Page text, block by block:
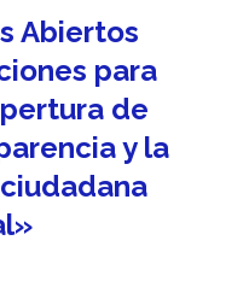
Abiertos
para
de
y la